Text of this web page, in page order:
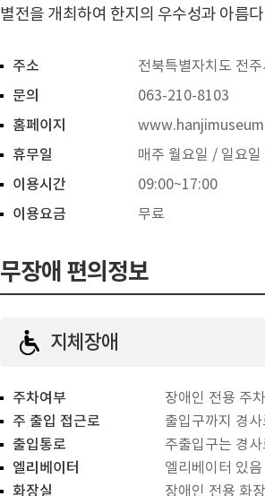
별전을 개최하여 한지의 우수성과 아름
주소
전북특별자치도 전
문의
063-210-8103
홈페이지
휴무일
매주 월요일 / 일요
이용시간
09:00~17:00
이용요금
무료
무장애 편의정보
지체장애
주차여부
장애인 전용 주
주 출입 접근로
출입구까지 경
출입통로
주출입구는 경
엘리베이터
엘리베이터 있음
화장실
장애인 전용 화